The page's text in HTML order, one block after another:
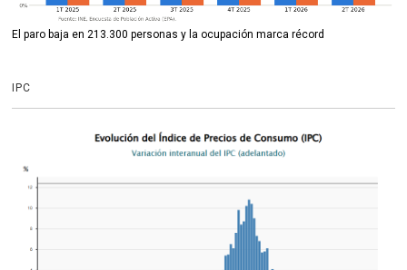
El paro baja en 213.300 personas y la ocupación marca récord
IPC